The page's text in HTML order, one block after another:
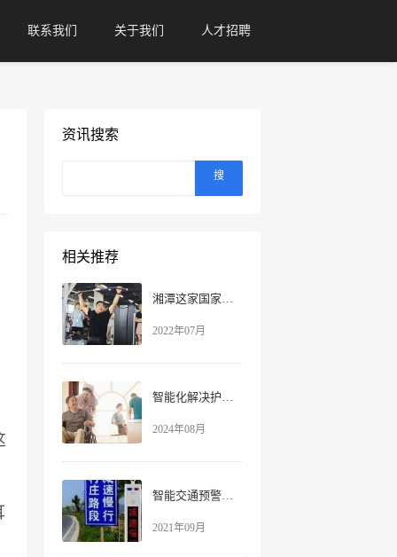
联系我们 关于我们 人才招聘
资讯搜索
搜
相关推荐
湘潭这家国家高新技术企业，不仅把健身房搬进公司，还聘请专业教练授课！
2022年07月
智能化解决护工短缺，提升养老机构入住率！
2024年08月
智能交通预警系统 | 时变通讯再出新神器助力智慧交通建设
2021年09月